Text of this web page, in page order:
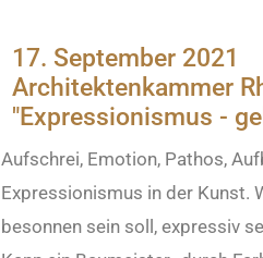
17. September 2021
Architektenkammer
"Expressionismus -
Aufschrei, Emotion, Pathos,
Expressionismus in der Kunst.
besonnen sein soll, expressiv